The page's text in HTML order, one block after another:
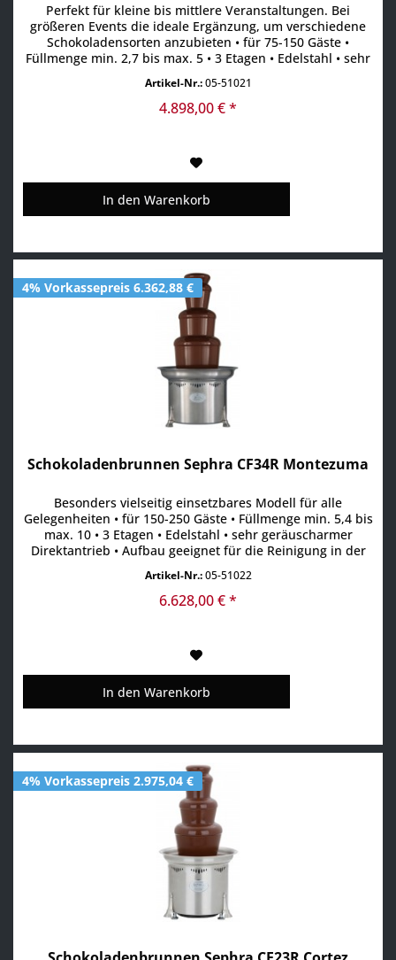
Perfekt für kleine bis mittlere Veranstaltungen. Bei
größeren Events die ideale Ergänzung, um verschiedene
Schokoladensorten anzubieten • für 75-150 Gäste •
Füllmenge min. 2,7 bis max. 5 • 3 Etagen • Edelstahl • sehr
Reinigung in der Spülmaschine • Becken für eine einfache
Reinigung entnehmbar • QuickSet Aufbausystem •...
Artikel-Nr.:05-51021
4.898,00 € *
In den Warenkorb
4% Vorkassepreis 6.362,88 €
Schokoladenbrunnen Sephra CF34R Montezuma
Besonders vielseitig einsetzbares Modell für alle
Gelegenheiten • für 150-250 Gäste • Füllmenge min. 5,4 bis
max. 10 • 3 Etagen • Edelstahl • sehr geräuscharmer
Direktantrieb • Aufbau geeignet für die Reinigung in der
entnehmbar • QuickSet Aufbausystem • elektronische
Temperatursteuerung • inkl. 2 doppelwandigen...
Artikel-Nr.:05-51022
6.628,00 € *
In den Warenkorb
4% Vorkassepreis 2.975,04 €